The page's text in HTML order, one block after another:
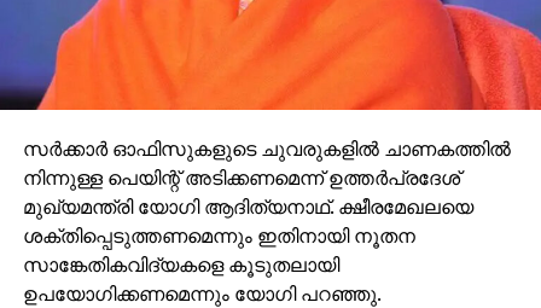
സര്‍ക്കാര്‍ ഓഫിസുകളുടെ ചുവരുകളില്‍ ചാണകത്തില്‍
നിന്നുള്ള പെയിന്റ് അടിക്കണമെന്ന് ഉത്തര്‍പ്രദേശ്
മുഖ്യമന്ത്രി യോഗി ആദിത്യനാഥ്. ക്ഷീരമേഖലയെ
ശക്തിപ്പെടുത്തണമെന്നും ഇതിനായി നൂതന
സാങ്കേതികവിദ്യകളെ കൂടുതലായി
ഉപയോഗിക്കണമെന്നും യോഗി പറഞ്ഞു.